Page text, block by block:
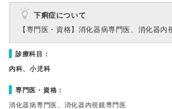
下痢症について
【専門医・資格】 消化器病専門医、消化器内
診療科目：
内科、小児科
専門医・資格：
消化器病専門医、消化器内視鏡専門医